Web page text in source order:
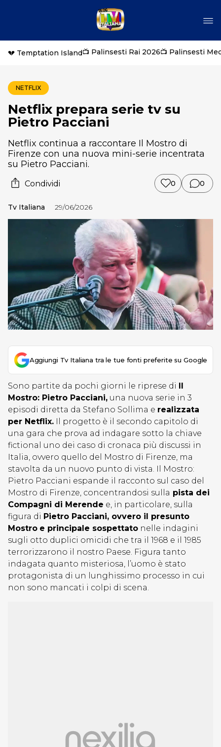
💔 Temptation Island📺 Palinsesti Rai 2026📺 Palinsesti
NETFLIX
Netflix prepara serie tv su
Pietro Pacciani
Netflix continua a raccontare Il Mostro di
Firenze con una nuova mini-serie incentrata
su Pietro Pacciani.
Condividi 0 0
Tv Italiana 29/06/2026
Aggiungi Tv Italiana tra le tue fonti preferite su Google
Sono partite da pochi giorni le riprese di Il
Mostro: Pietro Pacciani, una nuova serie in 3
episodi diretta da Stefano Sollima e realizzata
per Netflix. Il progetto è il secondo capitolo di
una gara che prova ad indagare sotto la chiave
fictional uno dei caso di cronaca più discussi in
Italia, ovvero quello del Mostro di Firenze, ma
stavolta da un nuovo punto di vista. Il Mostro:
Pietro Pacciani espande il racconto sul caso del
Mostro di Firenze, concentrandosi sulla pista dei
Compagni di Merende e, in particolare, sulla
figura di Pietro Pacciani, ovvero il presunto
Mostro e principale sospettato nelle indagini
sugli otto duplici omicidi che tra il 1968 e il 1985
terrorizzarono il nostro Paese. Figura tanto
indagata quanto misteriosa, l’uomo è stato
protagonista di un lunghissimo processo in cui
non sono mancati i colpi di scena.